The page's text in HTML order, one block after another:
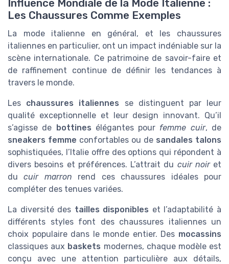
Influence Mondiale de la Mode Italienne :
Les Chaussures Comme Exemples
La mode italienne en général, et les chaussures
italiennes en particulier, ont un impact indéniable sur la
scène internationale. Ce patrimoine de savoir-faire et
de raffinement continue de définir les tendances à
travers le monde.
Les chaussures italiennes se distinguent par leur
qualité exceptionnelle et leur design innovant. Qu’il
s’agisse de bottines élégantes pour femme cuir, de
sneakers femme confortables ou de sandales talons
sophistiquées, l’Italie offre des options qui répondent à
divers besoins et préférences. L’attrait du cuir noiret
ducuir marron rend ces chaussures idéales pour
compléter des tenues variées.
La diversité des tailles disponibles et l’adaptabilité à
différents styles font des chaussures italiennes un
choix populaire dans le monde entier. Des mocassins
classiques aux baskets modernes, chaque modèle est
conçu avec une attention particulière aux détails,